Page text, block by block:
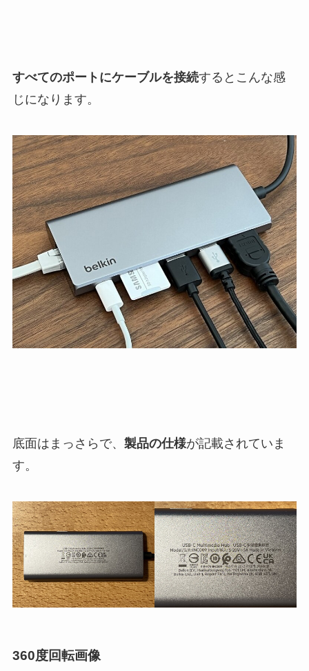
すべてのポートにケーブルを接続するとこんな感
じになります。
底面はまっさらで、 製品の仕様が記載されていま
す。
360度回転画像